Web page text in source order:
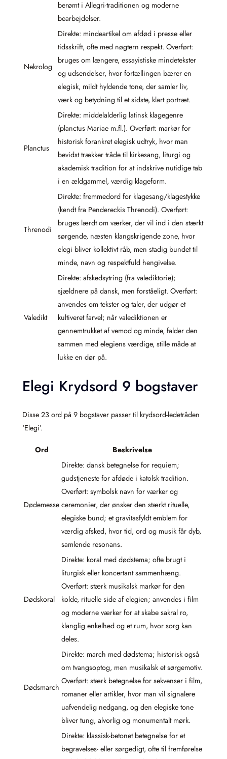
berømt i Allegri-traditionen og moderne
bearbejdelser.
Nekrolog
Direkte: mindeartikel om afdød i presse eller
tidsskrift, ofte med nøgtern respekt. Overført:
bruges om længere, essayistiske mindetekster
og udsendelser, hvor fortællingen bærer en
elegisk, mildt hyldende tone, der samler liv,
værk og betydning til et sidste, klart portræt.
Planctus
Direkte: middelalderlig latinsk klagegenre
(planctus Mariae m.fl.). Overført: markør for
historisk forankret elegisk udtryk, hvor man
bevidst trækker tråde til kirkesang, liturgi og
akademisk tradition for at indskrive nutidige tab
i en ældgammel, værdig klageform.
Threnodi
Direkte: fremmedord for klagesang/klagestykke
(kendt fra Pendereckis Threnodi). Overført:
bruges lærdt om værker, der vil ind i den stærkt
sørgende, næsten klangskrigende zone, hvor
elegi bliver kollektivt råb, men stadig bundet til
minde, navn og respektfuld hengivelse.
Valedikt
Direkte: afskedsytring (fra valediktorie);
sjældnere på dansk, men forståeligt. Overført:
anvendes om tekster og taler, der udgør et
kultiveret farvel; når valediktionen er
gennemtrukket af vemod og minde, falder den
sammen med elegiens værdige, stille måde at
lukke en dør på.
Elegi Krydsord 9 bogstaver
Disse 23 ord på 9 bogstaver passer til krydsord-ledetråden
‘Elegi’.
Ord Beskrivelse
Dødemesse
Direkte: dansk betegnelse for requiem;
gudstjeneste for afdøde i katolsk tradition.
Overført: symbolsk navn for værker og
ceremonier, der ønsker den stærkt rituelle,
elegiske bund; et gravitasfyldt emblem for
værdig afsked, hvor tid, ord og musik får dyb,
samlende resonans.
Dødskoral
Direkte: koral med dødstema; ofte brugt i
liturgisk eller koncertant sammenhæng.
Overført: stærk musikalsk markør for den
kolde, rituelle side af elegien; anvendes i film
og moderne værker for at skabe sakral ro,
klanglig enkelhed og et rum, hvor sorg kan
deles.
Dødsmarch
Direkte: march med dødstema; historisk også
om tvangsoptog, men musikalsk et sørgemotiv.
Overført: stærk betegnelse for sekvenser i film,
romaner eller artikler, hvor man vil signalere
uafvendelig nedgang, og den elegiske tone
bliver tung, alvorlig og monumentalt mørk.
Direkte: klassisk-betonet betegnelse for et
begravelses- eller sørgedigt, ofte til fremførelse